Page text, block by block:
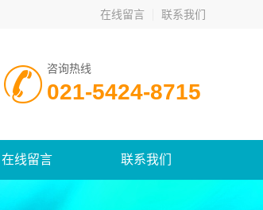
在线留言 联系我们
咨询热线
021-5424-8715
在线留言 联系我们